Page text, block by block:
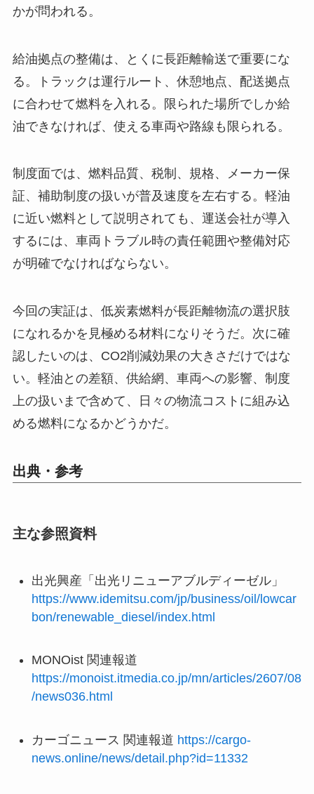
かが問われる。
給油拠点の整備は、とくに長距離輸送で重要にな
る。トラックは運行ルート、休憩地点、配送拠点
に合わせて燃料を入れる。限られた場所でしか給
油できなければ、使える車両や路線も限られる。
制度面では、燃料品質、税制、規格、メーカー保
証、補助制度の扱いが普及速度を左右する。軽油
に近い燃料として説明されても、運送会社が導入
するには、車両トラブル時の責任範囲や整備対応
が明確でなければならない。
今回の実証は、低炭素燃料が長距離物流の選択肢
になれるかを見極める材料になりそうだ。次に確
認したいのは、CO2削減効果の大きさだけではな
い。軽油との差額、供給網、車両への影響、制度
上の扱いまで含めて、日々の物流コストに組み込
める燃料になるかどうかだ。
出典・参考
主な参照資料
出光興産「出光リニューアブルディーゼル」
https://www.idemitsu.com/jp/business/oil/lowcar
bon/renewable_diesel/index.html
MONOist 関連報道
https://monoist.itmedia.co.jp/mn/articles/2607/08
/news036.html
カーゴニュース 関連報道 https://cargo-
news.online/news/detail.php?id=11332